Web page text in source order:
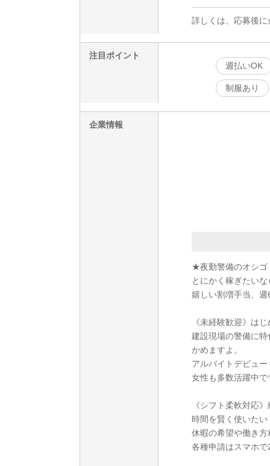
詳しくは、応募後
注目ポイント
週払いOK
制服あり
企業情報
★夜勤警備のオシ
とにかく稼ぎたい
嬉しい割増手当、
《未経験歓迎》は
建設現場の警備に
かめますよ。
アルバイトデビュ
女性も多数活躍中で
《シフト柔軟対応
時間を賢く使いた
休暇の希望や働き
各種申請はスマホ